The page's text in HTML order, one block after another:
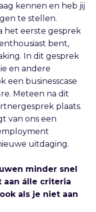
kennen en heb jij
te stellen.
het eerste gesprek
bent,
In dit gesprek
en andere
een businesscase
Meteen na dit
plaats.
van ons een
uitdaging.
minder snel
aan álle criteria
als je niet aan